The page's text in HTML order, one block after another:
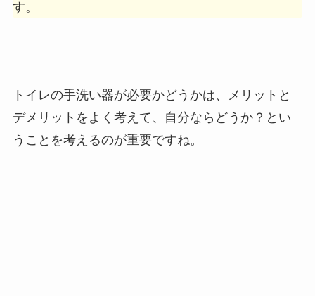
す。
トイレの手洗い器が必要かどうかは、メリットと
デメリットをよく考えて、自分ならどうか？とい
うことを考えるのが重要ですね。